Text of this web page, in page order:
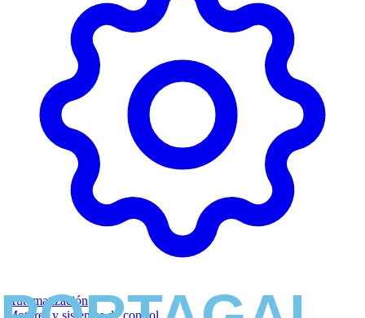
Automatización
Motores y sistemas de control